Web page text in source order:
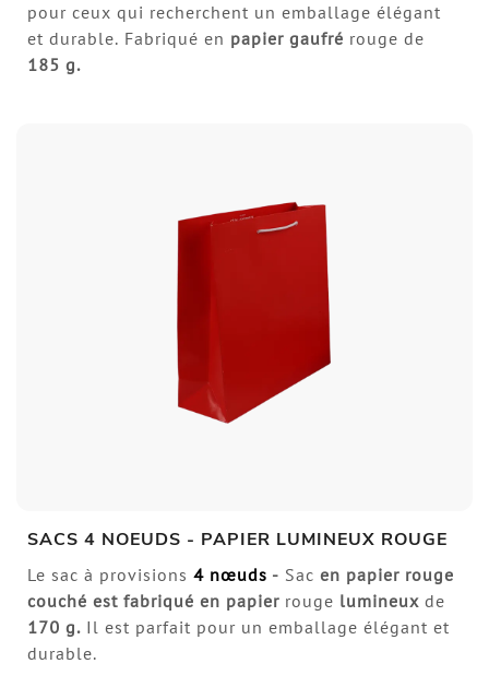
pour ceux qui recherchent un emballage élégant
et durable. Fabriqué en papier gaufré rouge de
185 g.
SACS 4 NOEUDS - PAPIER LUMINEUX ROUGE
Le sac à provisions 4 nœuds - Sac en papier rouge
couché est fabriqué en papier rouge lumineux de
170 g. Il est parfait pour un emballage élégant et
durable.